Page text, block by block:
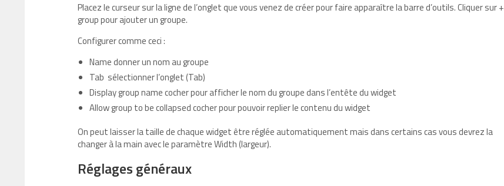
Placez le curseur sur la ligne de l’onglet que vous venez de créer pour faire apparaître la barre d’outils. Cliquer sur +
group pour ajouter un groupe.
Configurer comme ceci :
Name donner un nom au groupe
Tab sélectionner l’onglet (Tab)
Display group name cocher pour afficher le nom du groupe dans l’entête du widget
Allow group to be collapsed cocher pour pouvoir replier le contenu du widget
On peut laisser la taille de chaque widget être réglée automatiquement mais dans certains cas vous devrez la
changer à la main avec le paramètre Width (largeur).
Réglages généraux